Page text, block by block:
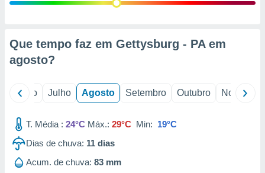
através
estudos
Que tempo faz em Gettysburg - PA em
agosto?
Junho Julho Agosto Setembro Outubro Novembro
T. Média : 24°C Máx.: 29°C Min: 19°C
Dias de chuva: 11 dias
Acum. de chuva: 83 mm